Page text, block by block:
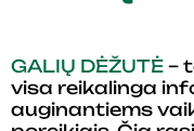
GALIŲ DĖŽUTĖ –
visa reikalinga
auginantiems